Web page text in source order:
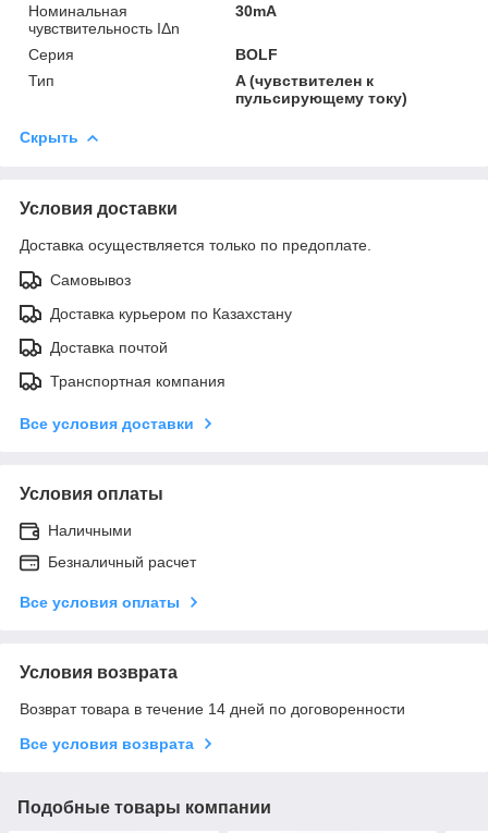
Номинальная
чувствительность IΔn
30mA
Серия
BOLF
Тип
A (чувствителен к
пульсирующему току)
Скрыть
Условия доставки
Доставка осуществляется только по предоплате.
Самовывоз
Доставка курьером по Казахстану
Доставка почтой
Транспортная компания
Все условия доставки
Условия оплаты
Наличными
Безналичный расчет
Все условия оплаты
Условия возврата
Возврат товара в течение 14 дней по договоренности
Все условия возврата
Подобные товары компании